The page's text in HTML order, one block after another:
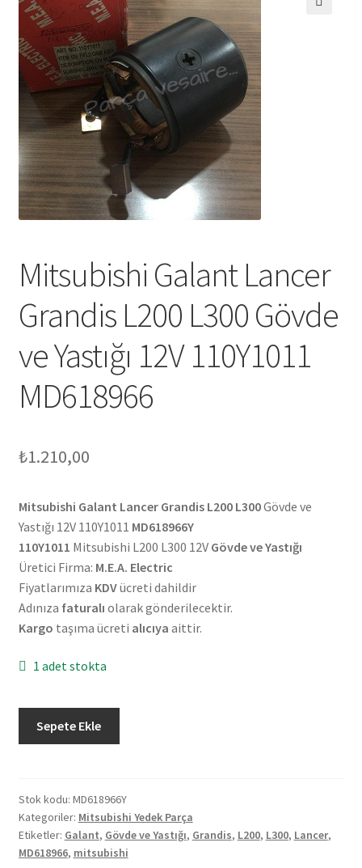
Mitsubishi Galant Lancer
Grandis L200 L300 Gövde
ve Yastığı 12V 110Y1011
MD618966
₺1.210,00
Mitsubishi Galant Lancer Grandis L200 L300Gövde ve
Yastığı 12V 110Y1011 MD618966Y
110Y1011 Mitsubishi L200 L300 12V Gövde ve Yastığı
Üretici Firma: M.E.A. Electric
Fiyatlarımıza KDVücreti dahildir
Adınıza faturalı olarak gönderilecektir.
Kargo taşıma ücreti alıcıya aittir.
1 adet stokta
Galant
L200
L300
Gövde
ve
Sepete Ekle
Stok kodu: MD618966Y
Kategoriler: Mitsubishi Yedek Parça
Etiketler: Galant, Gövde ve Yastığı, Grandis, L200, L300, Lancer,
MD618966, mitsubishi